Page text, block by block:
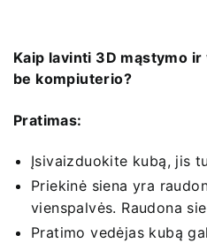
Kaip lavinti 3D mąstymo
be kompiuterio?
Pratimas:
Įsivaizduokite kubą, jis
Priekinė siena yra
vienspalvės. Raudona
Pratimo vedėjas kubą